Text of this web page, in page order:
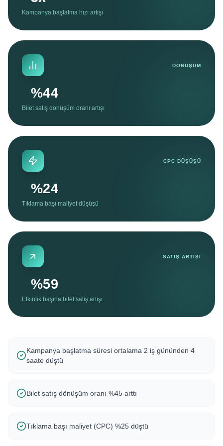
Kampanya başlatma hızı artışı
DÖNÜŞÜM
%45
Bilet satış dönüşüm oranı artışı
CPC DÜŞÜŞÜ
%25
Tıklama başı maliyet düşüşü
SATIŞ ARTIŞI
%60
Etkinlik başına bilet satış artışı
Kampanya başlatma süresi ortalama 2 iş gününden 4
saate düştü
Bilet satış dönüşüm oranı %45 arttı
Tıklama başı maliyet (CPC) %25 düştü